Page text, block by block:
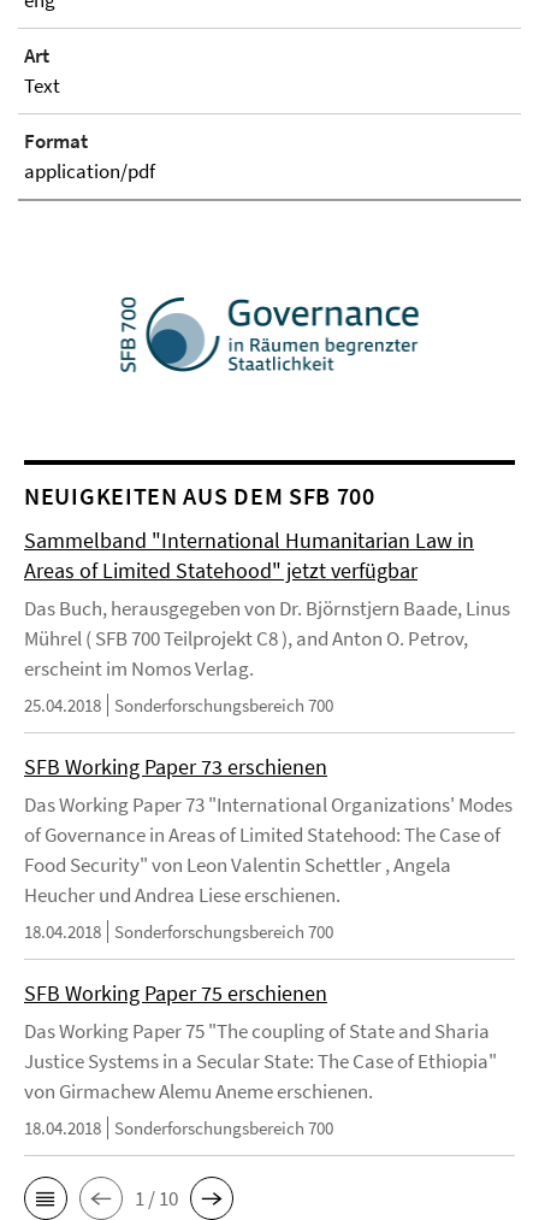
Art
Text
Format
application/pdf
NEUIGKEITEN AUS DEM SFB 700
Sammelband "International Humanitarian Law in
Areas of Limited Statehood" jetzt verfügbar
Das Buch, herausgegeben von Dr. Björnstjern Baade, Linus
Mührel ( SFB 700 Teilprojekt C8 ), and Anton O. Petrov,
erscheint im Nomos Verlag.
25.04.2018 Sonderforschungsbereich 700
SFB Working Paper 73 erschienen
Das Working Paper 73 "International Organizations' Modes
of Governance in Areas of Limited Statehood: The Case of
Food Security" von Leon Valentin Schettler , Angela
Heucher und Andrea Liese erschienen.
18.04.2018 Sonderforschungsbereich 700
SFB Working Paper 75 erschienen
Das Working Paper 75 "The coupling of State and Sharia
Justice Systems in a Secular State: The Case of Ethiopia"
von Girmachew Alemu Aneme erschienen.
18.04.2018 Sonderforschungsbereich 700
1 / 10